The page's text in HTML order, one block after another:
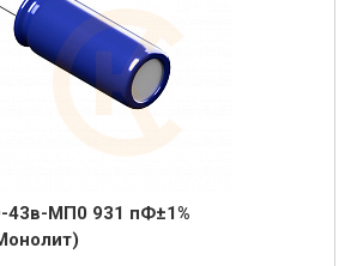
43в-МП0 931 пФ±1%